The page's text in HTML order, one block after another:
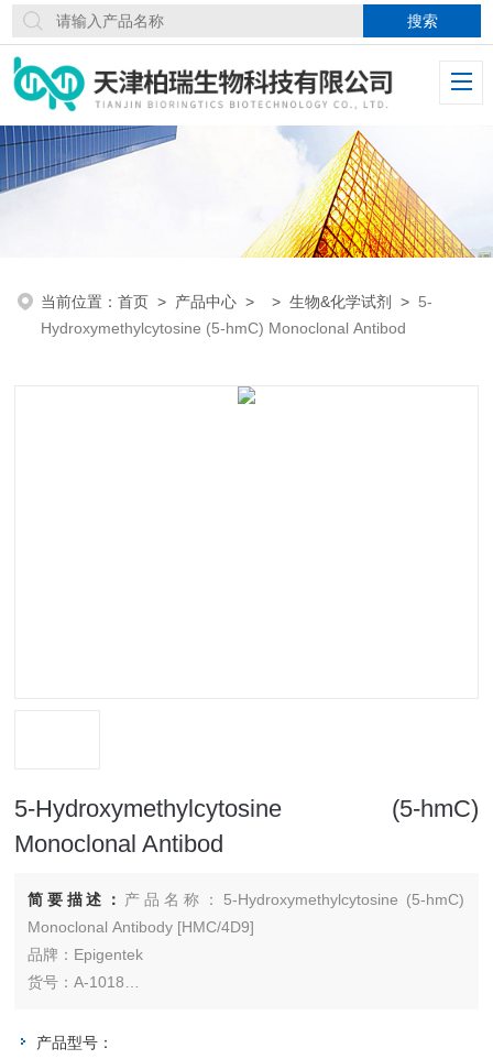
当前位置：首页 > 产品中心 > >生物&化学试剂 > 5-
Hydroxymethylcytosine (5-hmC) Monoclonal Antibod
5-Hydroxymethylcytosine (5-hmC)
Monoclonal Antibod
简要描述： 产品名称：5-Hydroxymethylcytosine (5-hmC)
Monoclonal Antibody [HMC/4D9]
品牌：Epigentek
货号：A-1018
产品型号：